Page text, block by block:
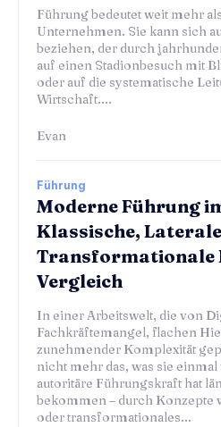
Führung bedeutet weit mehr
Unternehmen. Sie kann sich
beziehen, der durch
auf einen Stadionbesuch mit
oder auf die systematische
Wirtschaft....
Evan
Führung
Moderne Führung
Klassische,
Transformationale
Vergleich
In einer Arbeitswelt, die von
Fachkräftemangel, flachen
zunehmender Komplexität
nicht mehr das, was sie
autoritäre Führungskraft hat
bekommen – durch Konzepte
oder transformationales...